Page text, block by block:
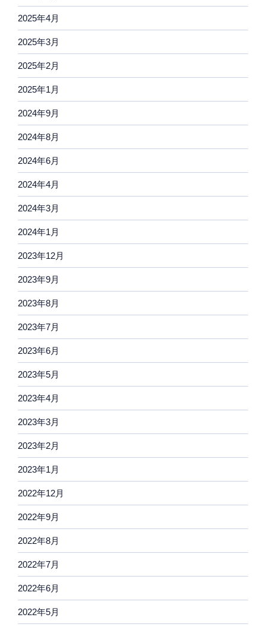
2025年4月
2025年3月
2025年2月
2025年1月
2024年9月
2024年8月
2024年6月
2024年4月
2024年3月
2024年1月
2023年12月
2023年9月
2023年8月
2023年7月
2023年6月
2023年5月
2023年4月
2023年3月
2023年2月
2023年1月
2022年12月
2022年9月
2022年8月
2022年7月
2022年6月
2022年5月